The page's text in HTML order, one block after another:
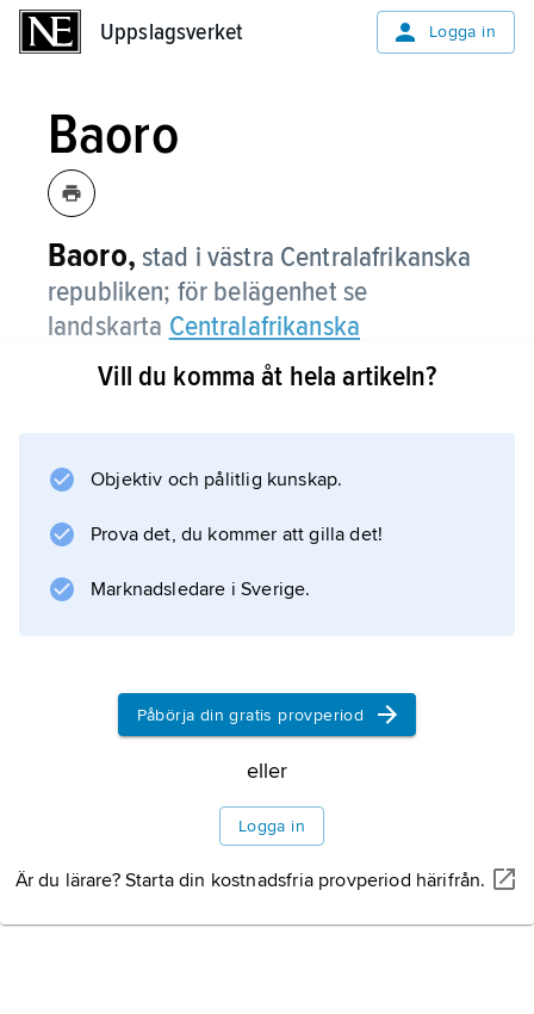
Uppslagsverket Logga in
Baoro
Baoro, stad i västra Centralafrikanska
republiken; för belägenhet se
landskarta Centralafrikanska
republiken
Vill du komma åt hela artikeln?
Objektiv och pålitlig kunskap.
Prova det, du kommer att gilla det!
Marknadsledare i Sverige.
Påbörja din gratis provperiod
eller
Logga in
Är du lärare? Starta din kostnadsfria provperiod härifrån.